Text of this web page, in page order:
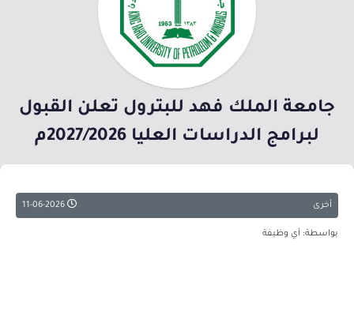
جامعة الملك فهد للبترول تعلن القبول
لبرامج الدراسات العليا 2027/2026م
أخرى
بواسطة: أي وظيفة